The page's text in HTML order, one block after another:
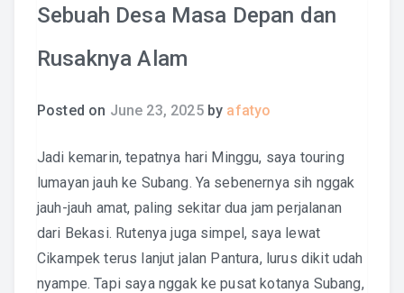
Sebuah Desa Masa Depan dan
Rusaknya Alam
Posted on June 23, 2025by afatyo
Jadi kemarin, tepatnya hari Minggu, saya touring
lumayan jauh ke Subang. Ya sebenernya sih nggak
jauh-jauh amat, paling sekitar dua jam perjalanan
dari Bekasi. Rutenya juga simpel, saya lewat
Cikampek terus lanjut jalan Pantura, lurus dikit udah
nyampe. Tapi saya nggak ke pusat kotanya Subang,